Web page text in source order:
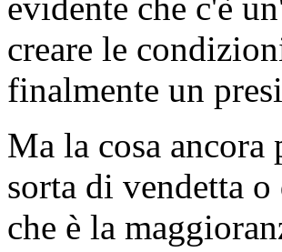
creare le
finalmente un
Ma la cosa ancora
sorta di vendetta
che è la